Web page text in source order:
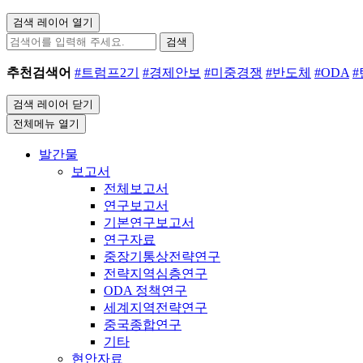
검색 레이어 열기
검색
추천검색어 #트럼프2기 #경제안보 #미중경쟁 #반도체 #ODA #
검색 레이어 닫기
전체메뉴 열기
발간물
보고서
전체보고서
연구보고서
기본연구보고서
연구자료
중장기통상전략연구
전략지역심층연구
ODA 정책연구
세계지역전략연구
중국종합연구
기타
현안자료